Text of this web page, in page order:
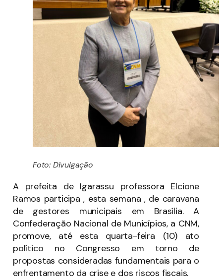
Foto: Divulgação
A prefeita de Igarassu professora Elcione
Ramos participa , esta semana , de caravana
de gestores municipais em Brasília. A
Confederação Nacional de Municípios, a CNM,
promove, até esta quarta-feira (10) ato
político no Congresso em torno de
propostas consideradas fundamentais para o
enfrentamento da crise e dos riscos fiscais.